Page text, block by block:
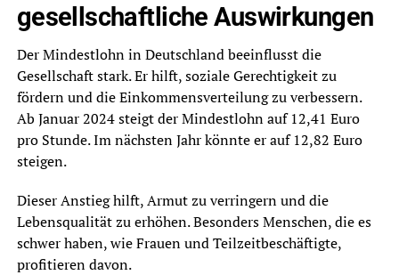
gesellschaftliche Auswirkungen
Der Mindestlohn in Deutschland beeinflusst die
Gesellschaft stark. Er hilft, soziale Gerechtigkeit zu
fördern und die Einkommensverteilung zu verbessern.
Ab Januar 2024 steigt der Mindestlohn auf 12,41 Euro
pro Stunde. Im nächsten Jahr könnte er auf 12,82 Euro
steigen.
Dieser Anstieg hilft, Armut zu verringern und die
Lebensqualität zu erhöhen. Besonders Menschen, die es
schwer haben, wie Frauen und Teilzeitbeschäftigte,
profitieren davon.